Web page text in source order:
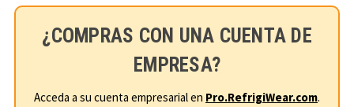
¿COMPRAS CON UNA CUENTA DE
EMPRESA?
Acceda a su cuenta empresarial en Pro.RefrigiWear.com.